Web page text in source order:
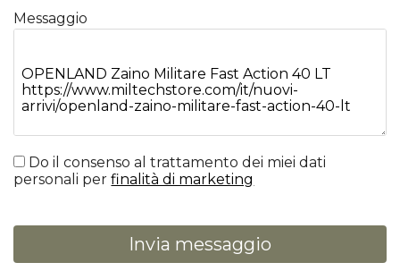
Messaggio
Do il consenso al trattamento dei miei dati
personali perfinalità di marketing
Invia messaggio